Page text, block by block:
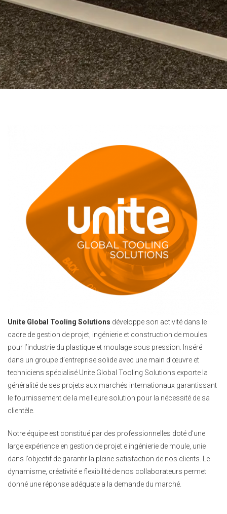
Unite Global Tooling Solutions développe son activité dans le
cadre de gestion de projet, ingénierie et construction de moules
pour l’industrie du plastique et moulage sous pression. Inséré
dans un groupe d’entreprise solide avec une main d’œuvre et
techniciens spécialisé Unite Global Tooling Solutions exporte la
généralité de ses projets aux marchés internationaux garantissant
le fournissement de la meilleure solution pour la nécessité de sa
clientèle.
Notre équipe est constitué par des professionnelles doté d’une
large expérience en gestion de projet e ingénierie de moule, unie
dans l’objectif de garantir la pleine satisfaction de nos clients. Le
dynamisme, créativité e flexibilité de nos collaborateurs permet
donné une réponse adéquate a la demande du marché.